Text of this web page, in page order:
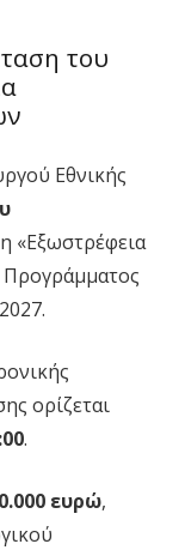
του
Εθνικής
«Εξωστρέφεια
ορίζεται
.
ευρώ,